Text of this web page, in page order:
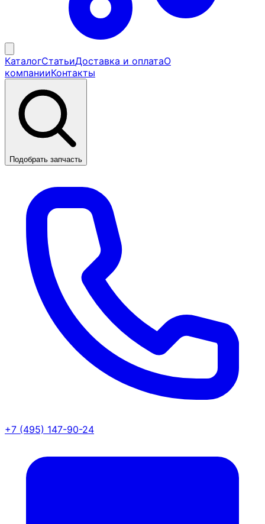
КаталогСтатьиДоставка и оплатаО
компанииКонтакты
Подобрать запчасть
+7 (495) 147-90-24